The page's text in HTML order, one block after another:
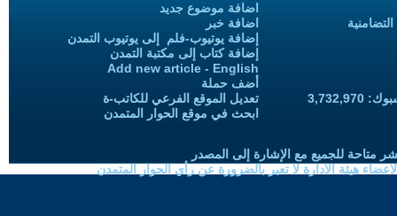
اضافة موضوع جديد
اضافة خبر
إضافة يوتيوب-فلم إلى يوتيوب التمدن
إضافة كتاب إلى مكتبة التمدن
Add new article - English
أضف حملة
تعديل الموقع الفرعي للكاتب-ة
ابحث في موقع الحوار المتمدن
متاحة للجميع مع الإشارة إلى المصدر
هيئة الادارة لا تعبر بالضرورة عن رأي الحوار المتمدن